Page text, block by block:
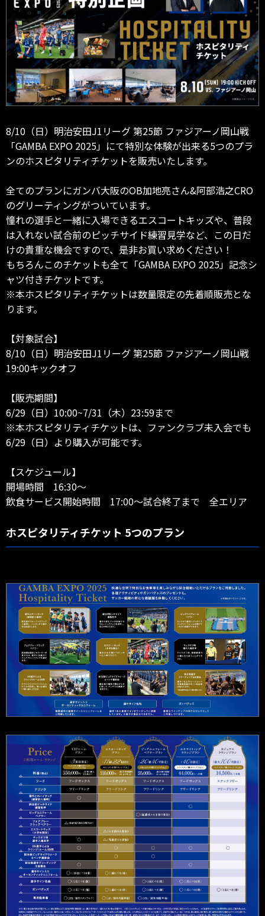
8/10（日）明治安田J1リーグ 第25節 ファジアーノ岡山戦
「GAMBA EXPO 2025」にて特別な体験が出来る5つのプラ
ンのホスピタリティチケットを販売いたします。
全てのプランにガンバ大阪のOB加地亮さん&阿部浩之CRO
のグリーティングがついています。
憧れの選手と一緒に入場できるエスコートキッズや、普段
は入れない試合前のピッチサイド練習見学など、この日だ
けの貴重な機会ですので、是非お買い求めください！
もちろんこのチケットも全て「GAMBA EXPO 2025」記念シ
ャツ付きチケットです。
※本ホスピタリティチケットは数量限定の先着順販売とな
ります。
【対象試合】
8/10（日）明治安田J1リーグ 第25節 ファジアーノ岡山戦
19:00キックオフ
【販売期間】
6/29（日）10:00~7/31（木）23:59まで
※本ホスピタリティチケットは、ファンクラブ未入会でも
6/29（日）より購入が可能です。
【スケジュール】
開場時間 16:30～
飲食サービス開始時間 17:00～試合終了まで 全エリア
ホスピタリティチケット 5つのプラン